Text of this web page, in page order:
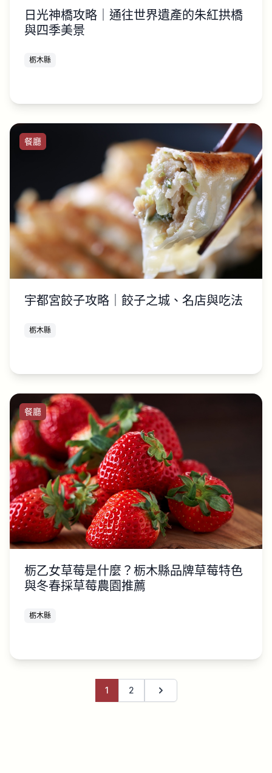
日光神橋攻略｜通往世界遺產的朱紅拱橋
與四季美景
栃木縣
餐廳
宇都宮餃子攻略｜餃子之城、名店與吃法
栃木縣
餐廳
栃乙女草莓是什麼？栃木縣品牌草莓特色
與冬春採草莓農園推薦
栃木縣
1 2 下一頁